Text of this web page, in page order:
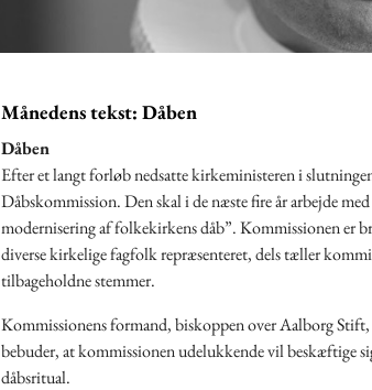
Månedens tekst: Dåben
Dåben
Efter et langt forløb nedsatte kirkeministeren i
Dåbskommission. Den skal i de næste fire år arbejde
modernisering af folkekirkens dåb”. Kommissionen er
diverse kirkelige fagfolk repræsenteret, dels tæller
tilbageholdne stemmer.
Kommissionens formand, biskoppen over Aalborg
bebuder, at kommissionen udelukkende vil beskæftige
dåbsritual.